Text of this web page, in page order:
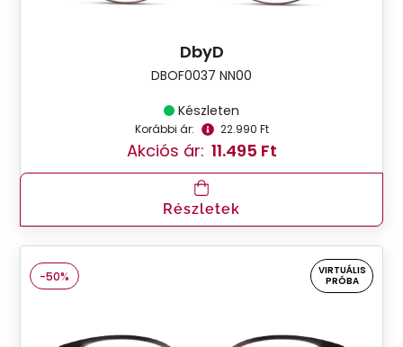
DbyD
DBOF0037 NN00
Készleten
Korábbi ár: 22.990 Ft
Akciós ár: 11.495 Ft
Részletek
-50%
VIRTUÁLIS
PRÓBA